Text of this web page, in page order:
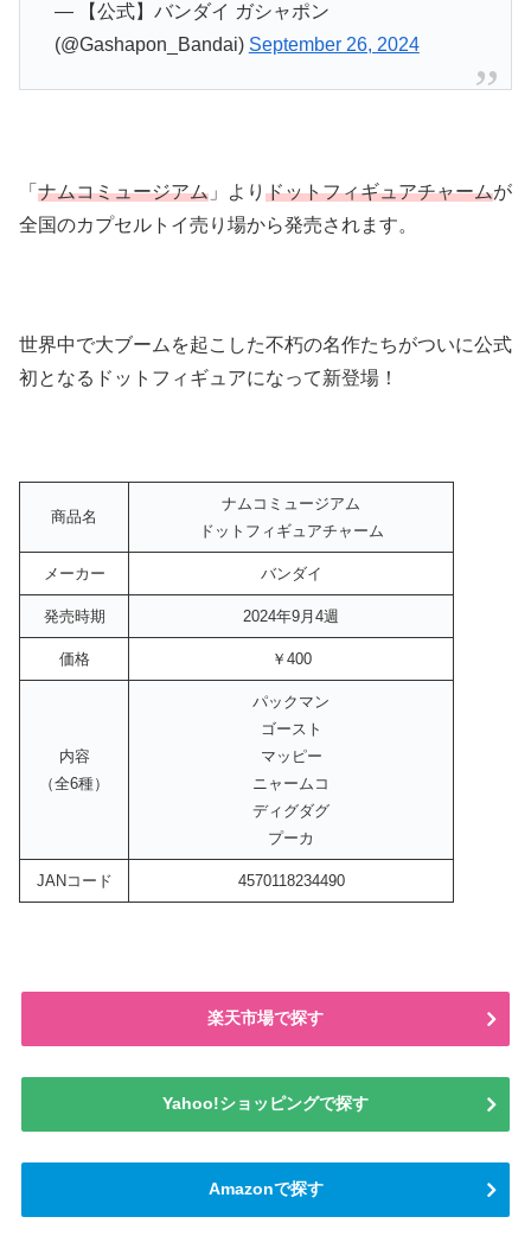
— 【公式】バンダイ ガシャポン
(@Gashapon_Bandai) September 26, 2024
「 ナムコミュージアム 」より ドットフィギュアチャームが
全国のカプセルトイ売り場から発売されます。
世界中で大ブームを起こした不朽の名作たちがついに公式
初となるドットフィギュアになって新登場！
商品名
ナムコミュージアム
ドットフィギュアチャーム
メーカー バンダイ
発売時期 2024年9月4週
価格 ￥400
内容
（全6種）
パックマン
ゴースト
マッピー
ニャームコ
ディグダグ
プーカ
JANコード 4570118234490
楽天市場で探す
Yahoo!ショッピングで探す
Amazonで探す